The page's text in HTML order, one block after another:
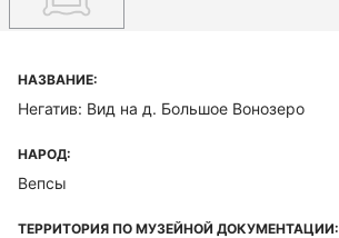
НАЗВАНИЕ:
Негатив: Вид на д. Большое Вонозеро
НАРОД:
Вепсы
ТЕРРИТОРИЯ ПО МУЗЕЙНОЙ ДОКУМЕНТАЦИИ: